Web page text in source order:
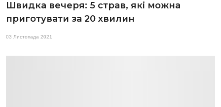
Швидка вечеря: 5 страв, які можна
приготувати за 20 хвилин
03 Листопада 2021